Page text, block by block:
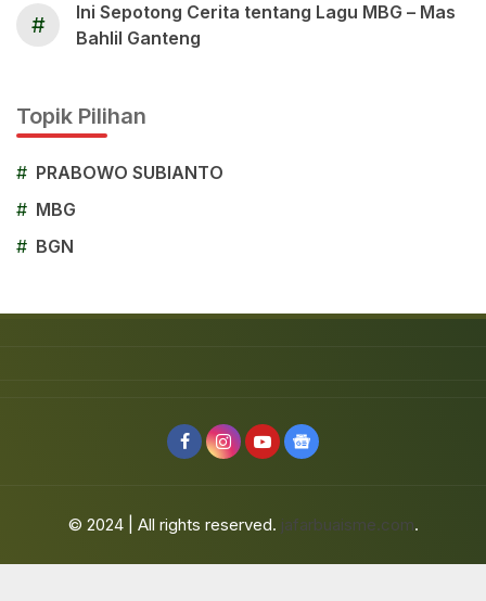
#
Ini Sepotong Cerita tentang Lagu MBG – Mas
Bahlil Ganteng
Topik Pilihan
# PRABOWO SUBIANTO
# MBG
# BGN
© 2024 | All rights reserved. jafarbuaisme.com.